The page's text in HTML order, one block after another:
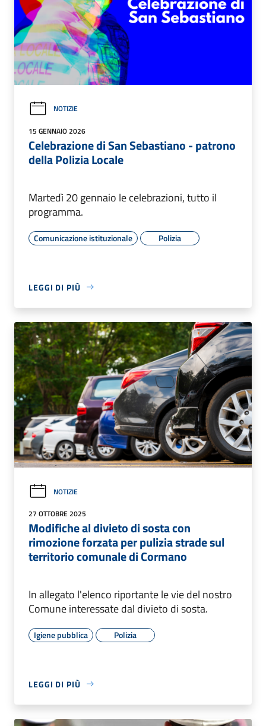
NOTIZIE
15 GENNAIO 2026
Celebrazione di San Sebastiano - patrono
della Polizia Locale
Martedì 20 gennaio le celebrazioni, tutto il
programma.
Comunicazione istituzionale Polizia
LEGGI DI PIÙ
NOTIZIE
27 OTTOBRE 2025
Modifiche al divieto di sosta con
rimozione forzata per pulizia strade sul
territorio comunale di Cormano
In allegato l'elenco riportante le vie del nostro
Comune interessate dal divieto di sosta.
Igiene pubblica Polizia
LEGGI DI PIÙ